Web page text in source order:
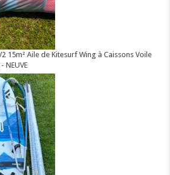
15m² Aile de Kitesurf Wing à Caissons Voile
NEUVE